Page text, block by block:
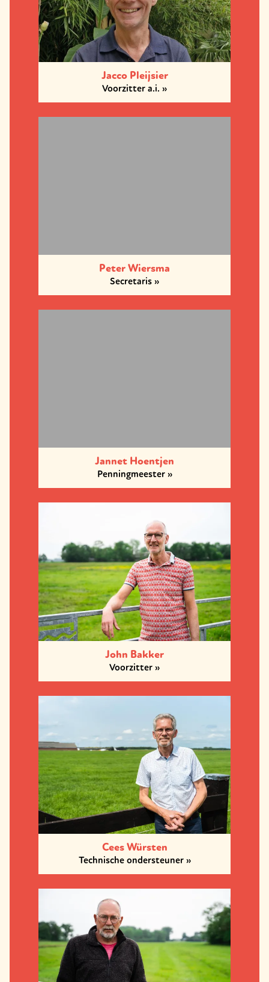
Jacco Pleijsier
Voorzitter a.i.
Peter Wiersma
Secretaris
Jannet Hoentjen
Penningmeester
John Bakker
Voorzitter
Cees Würsten
Technische ondersteuner